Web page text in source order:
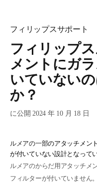
フィリップスサポート
フィリップ
メントにガ
いていない
か？
に公開 2024 年 10 月 18 日
ルメアの一部のアタッチメン
が付いていない設計となって
ルメアのからだ用アタッチメ
フィルターが付いていません